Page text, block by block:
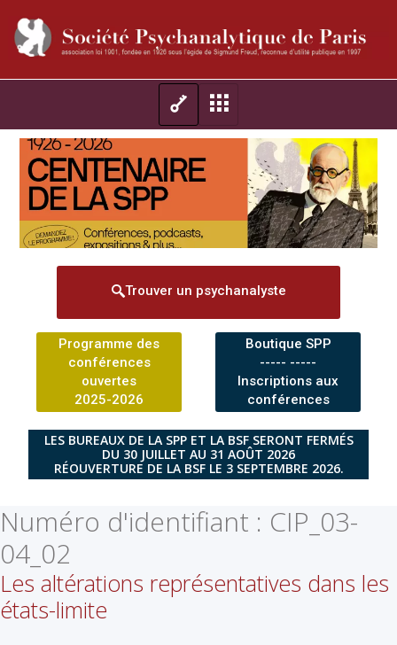
Trouver un psychanalyste
Programme des
conférences
ouvertes
2025-2026
Boutique SPP
----- -----
Inscriptions aux
conférences
LES BUREAUX DE LA SPP ET LA BSF SERONT FERMÉS
DU 30 JUILLET AU 31 AOÛT 2026
RÉOUVERTURE DE LA BSF LE 3 SEPTEMBRE 2026.
Numéro d'identifiant : CIP_03-
04_02
Les altérations représentatives dans les
états-limite